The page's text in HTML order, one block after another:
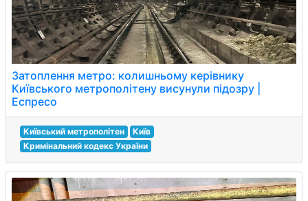
Затоплення метро: колишньому керівнику
Київського метрополітену висунули підозру |
Еспресо
Київський метрополітен
Київ
Кримінальний кодекс України